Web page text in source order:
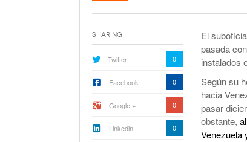
De Selección De Jueces Por
Expectativa Por La Cumbre Entre
Van A Investigar La Ruta Del
Orden Judicial En Estados Unidos
Congelar 280 Millones
El
pasada
instalados
Según su
hacia
pasar
obstante,
Venezuela
Sharing
Twitter 0
Facebook 0
Google + 0
Linkedin 0